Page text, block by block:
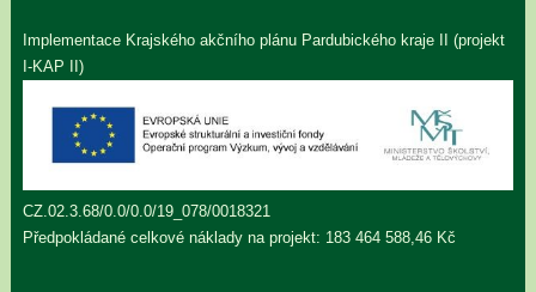
Implementace Krajského akčního plánu Pardubického kraje II (projekt
I-KAP II)
CZ.02.3.68/0.0/0.0/19_078/0018321
Předpokládané celkové náklady na projekt: 183 464 588,46 Kč